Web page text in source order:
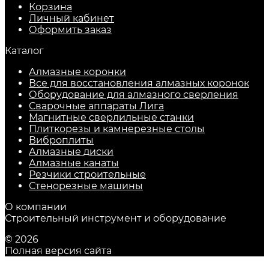
Корзина
Личный кабинет
Оформить заказ
Каталог
Алмазные коронки
Все для восстановления алмазных коронок
Оборудование для алмазного сверления
Сварочные аппараты Лига
Магнитные сверлильные станки
Плиткорезы и камнерезные столы
Виброплиты
Алмазные диски
Алмазные канаты
Резчики строительные
Стенорезные машины
О компании
Строительный инструмент и оборудование
© 2026
Полная версия сайта